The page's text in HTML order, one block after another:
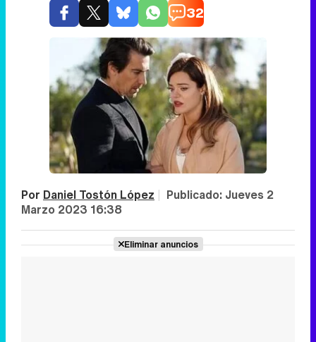
32
Por Daniel Tostón López | Publicado: Jueves 2
Marzo 2023 16:38
Eliminar anuncios